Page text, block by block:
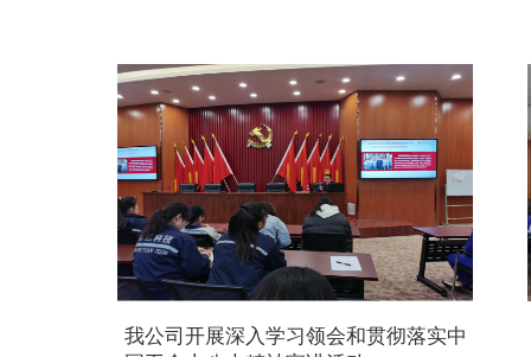
我公司开展深入学习领会和贯彻落实中